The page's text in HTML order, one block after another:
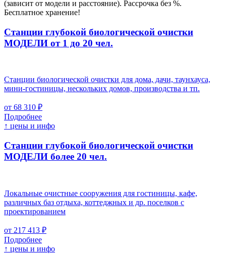
(зависит от модели и расстояние). Рассрочка без %.
Бесплатное хранение!
Станции глубокой биологической очистки
МОДЕЛИ от 1 до 20 чел.
Станции биологической очистки для дома, дачи, таунхауса,
мини-гостиницы, нескольких домов, производства и тп.
от 68 310 ₽
Подробнее
↑ цены и инфо
Станции глубокой биологической очистки
МОДЕЛИ более 20 чел.
Локальные очистные сооружения для гостиницы, кафе,
различных баз отдыха, коттеджных и др. поселков с
проектированием
от 217 413 ₽
Подробнее
↑ цены и инфо